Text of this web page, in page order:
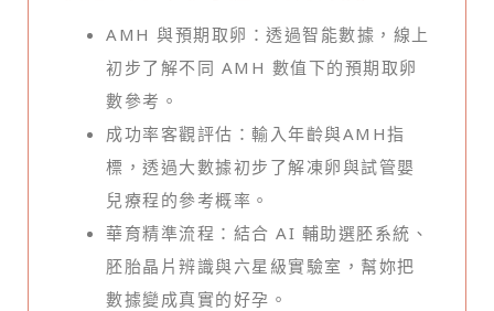
AMH 與預期取卵：透過智能數據，線上
初步了解不同 AMH 數值下的預期取卵
數參考。
成功率客觀評估：輸入年齡與AMH指
標，透過大數據初步了解凍卵與試管嬰
兒療程的參考概率。
華育精準流程：結合 AI 輔助選胚系統、
胚胎晶片辨識與六星級實驗室，幫妳把
數據變成真實的好孕。